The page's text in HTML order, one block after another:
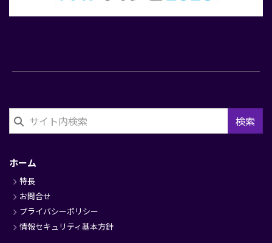
検索
フ
ッ
タ
ー
ホーム
特長
お問合せ
プライバシーポリシー
情報セキュリティ基本方針